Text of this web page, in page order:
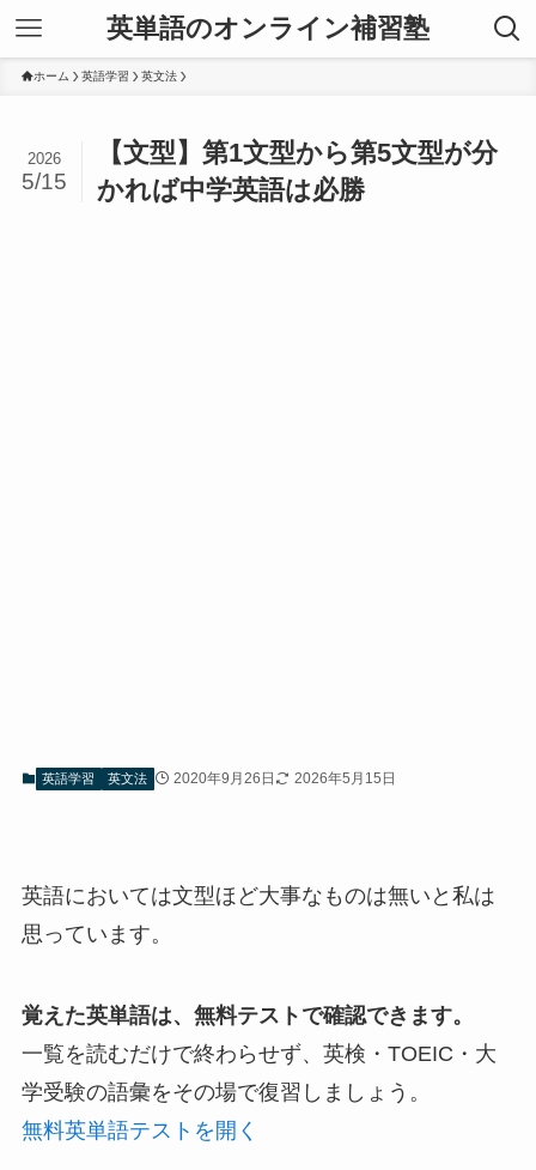
英単語のオンライン補習塾
ホーム 英語学習 英文法
【文型】第1文型から第5文型が分
かれば中学英語は必勝
2026
5/15
英語学習 英文法 2020年9月26日 2026年5月15日
英語においては文型ほど大事なものは無いと私は
思っています。
覚えた英単語は、無料テストで確認できます。
一覧を読むだけで終わらせず、英検・TOEIC・大
学受験の語彙をその場で復習しましょう。
無料英単語テストを開く